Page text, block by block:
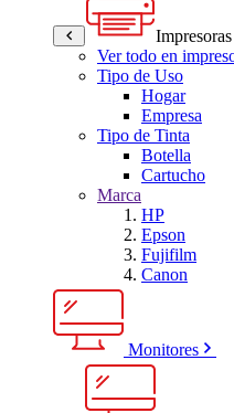
Ver todo en
Tipo de Uso
Hogar
Empresa
Tipo de Tinta
Botella
Cartucho
Marca
HP
Epson
Fujifilm
Canon
Monitores